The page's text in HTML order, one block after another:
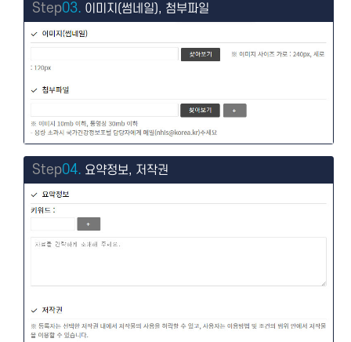
Step03. 이미지(썸네일), 첨부파일
Step04. 요약정보, 저작권